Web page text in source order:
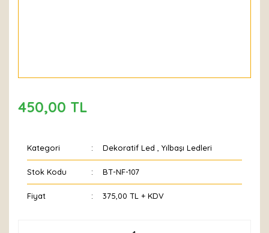
450,00 TL
Kategori Dekoratif Led ,Yılbaşı Ledleri
Stok Kodu BT-NF-107
Fiyat 375,00 TL + KDV